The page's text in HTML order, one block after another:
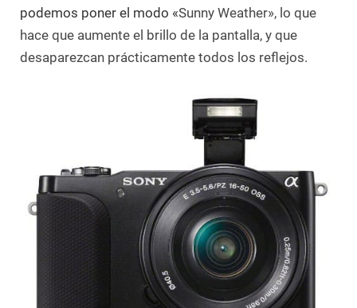
podemos poner el modo «Sunny Weather», lo que
hace que aumente el brillo de la pantalla, y que
desaparezcan prácticamente todos los reflejos.